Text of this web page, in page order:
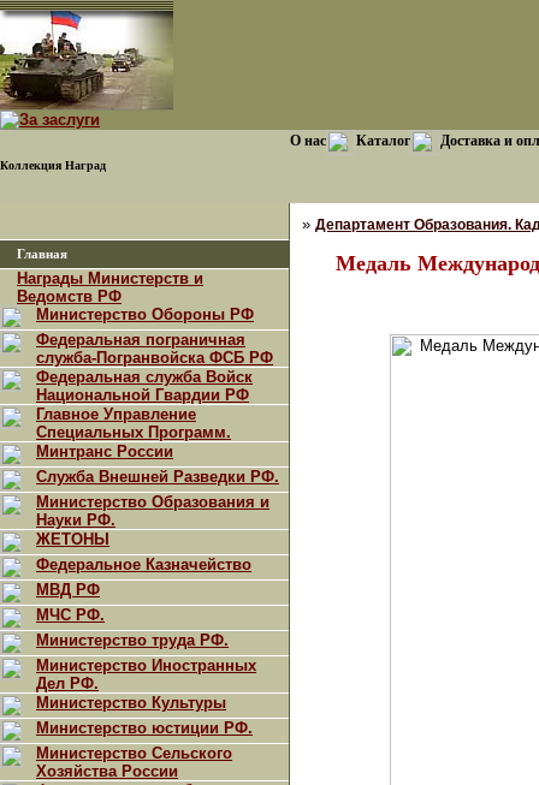
Коллекция Наград
О нас Каталог Доставка и
Главная
Награды Министерств и
Ведомств РФ
Министерство Обороны РФ
Федеральная пограничная
служба-Погранвойска ФСБ РФ
Федеральная служба Войск
Национальной Гвардии РФ
Главное Управление
Специальных Программ.
Минтранс России
Служба Внешней Разведки РФ.
Министерство Образования и
Науки РФ.
ЖЕТОНЫ
Федеральное Казначейство
МВД РФ
МЧС РФ.
Министерство труда РФ.
Министерство Иностранных
Дел РФ.
Министерство Культуры
Министерство юстиции РФ.
Министерство Сельского
Хозяйства России
» Департамент Образования.
Медаль